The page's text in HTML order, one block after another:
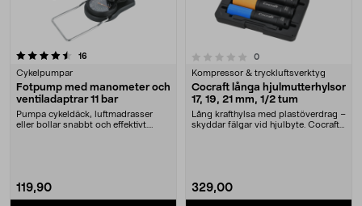
16
Cykelpumpar
Fotpump med manometer och
ventiladaptrar 11 bar
Pumpa cykeldäck, luftmadrasser
eller bollar snabbt och effektivt.
119,90
0.0 av 5 stjärnor 0recensioner
Kompressor & tryckluftsverktyg
Cocraft långa hjulmutterhylsor
17, 19, 21 mm, 1/2 tum
Lång krafthylsa med plastöverdrag –
skyddar fälgar vid hjulbyte. Cocraft
329,00